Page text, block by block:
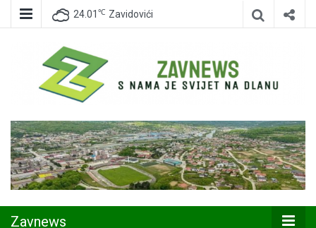
24.01 ℃ Zavidovići
Zavnews
Zavnews